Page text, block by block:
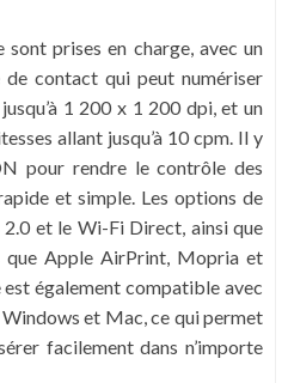
prises en charge, avec un
de contact qui peut numériser
1 200 x 1 200 dpi, et un
allant jusqu’à 10 cpm. Il y
pour rendre le contrôle des
et simple. Les options de
et le Wi-Fi Direct, ainsi que
que Apple AirPrint, Mopria et
est également compatible avec
et Mac, ce qui permet
facilement dans n’importe